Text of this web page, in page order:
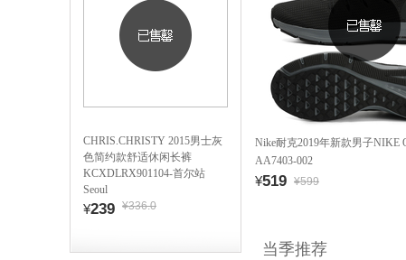
CHRIS.CHRISTY 2015男士灰
色简约款舒适休闲长裤
KCXDLRX901104-首尔站
Seoul
¥239 ¥336.0
Nike耐克2019年新款男子NIKE
AA7403-002
¥519 ¥599
当季推荐